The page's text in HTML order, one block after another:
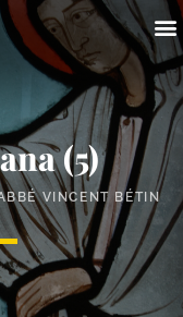
(5)
VINCENT BÉTIN